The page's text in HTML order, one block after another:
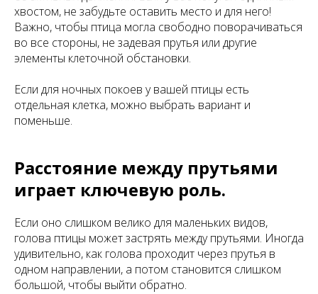
хвостом, не забудьте оставить место и для него!
Важно, чтобы птица могла свободно поворачиваться
во все стороны, не задевая прутья или другие
элементы клеточной обстановки.
Если для ночных покоев у вашей птицы есть
отдельная клетка, можно выбрать вариант и
поменьше.
Расстояние между прутьями
играет ключевую роль.
Если оно слишком велико для маленьких видов,
голова птицы может застрять между прутьями. Иногда
удивительно, как голова проходит через прутья в
одном направлении, а потом становится слишком
большой, чтобы выйти обратно.